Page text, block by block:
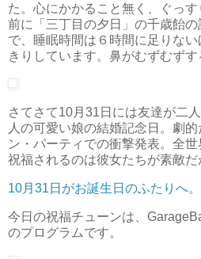
た。心にかかること無く、ぐっ
前に「三丁目の夕日」の千歳飴
で、睡眠時間は６時間に足りな
きりしています。鼻がむずむずす
さてさて10月31日には友達が二
人の可愛い娘の結婚記念日。劇
ン・パーティでの衝撃発表。全
祝福されるのは彼女たちが素敵だ
10月31日がお誕生日のふたりへ。
今日の祝福チューンは、
のプログラムです。